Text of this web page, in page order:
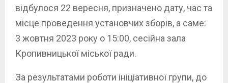
відбулося 22 вересня, призначено дату, час та
місце проведення установчих зборів, а саме:
3 жовтня 2023 року о 15:00, сесійна зала
Кропивницької міської ради.
За результатами роботи ініціативної групи, до